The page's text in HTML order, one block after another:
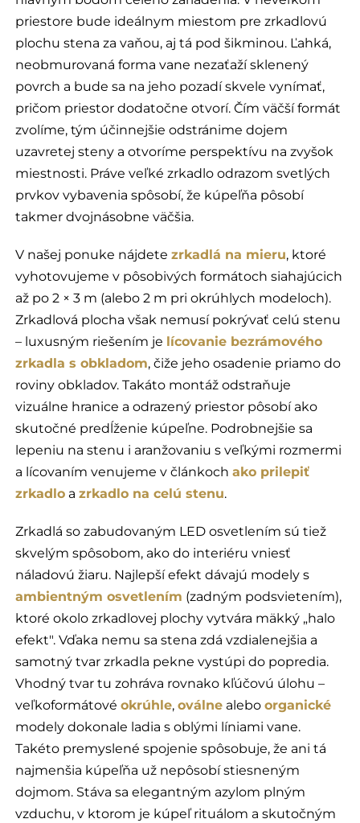
priestore bude ideálnym miestom pre zrkadlovú
plochu stena za vaňou, aj tá pod šikminou. Ľahká,
neobmurovaná forma vane nezaťaží sklenený
povrch a bude sa na jeho pozadí skvele vynímať,
pričom priestor dodatočne otvorí. Čím väčší formát
zvolíme, tým účinnejšie odstránime dojem
uzavretej steny a otvoríme perspektívu na zvyšok
miestnosti. Práve veľké zrkadlo odrazom svetlých
prvkov vybavenia spôsobí, že kúpeľňa pôsobí
takmer dvojnásobne väčšia.
V našej ponuke nájdetezrkadlá na mieru, ktoré
vyhotovujeme v pôsobivých formátoch siahajúcich
až po 2 × 3 m (alebo 2 m pri okrúhlych modeloch).
Zrkadlová plocha však nemusí pokrývať celú stenu
– luxusným riešením je lícovanie bezrámového
zrkadla s obkladom, čiže jeho osadenie priamo do
roviny obkladov. Takáto montáž odstraňuje
vizuálne hranice a odrazený priestor pôsobí ako
skutočné predĺženie kúpeľne. Podrobnejšie sa
lepeniu na stenu i aranžovaniu s veľkými rozmermi
a lícovaním venujeme v článkochako prilepiť
zrkadlo azrkadlo na celú stenu.
Zrkadlá so zabudovaným LED osvetlením sú tiež
skvelým spôsobom, ako do interiéru vniesť
náladovú žiaru. Najlepší efekt dávajú modely s
ambientným osvetlením (zadným podsvietením),
ktoré okolo zrkadlovej plochy vytvára mäkký „halo
efekt". Vďaka nemu sa stena zdá vzdialenejšia a
samotný tvar zrkadla pekne vystúpi do popredia.
Vhodný tvar tu zohráva rovnako kľúčovú úlohu –
veľkoformátovéokrúhle,oválne aleboorganické
modely dokonale ladia s oblými líniami vane.
Takéto premyslené spojenie spôsobuje, že ani tá
najmenšia kúpeľňa už nepôsobí stiesneným
dojmom. Stáva sa elegantným azylom plným
vzduchu, v ktorom je kúpeľ rituálom a skutočným